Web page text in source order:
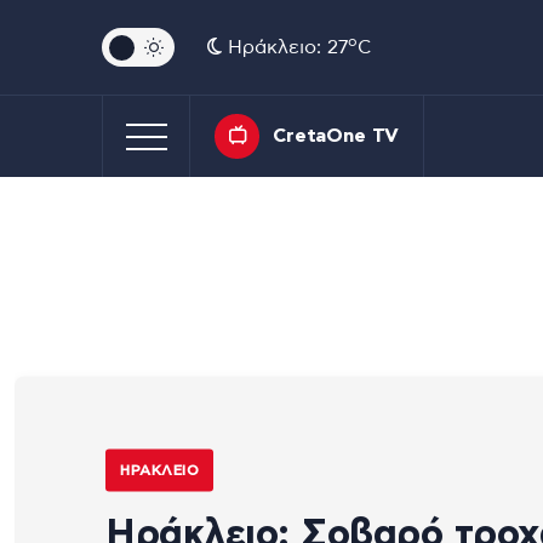
Ηράκλειο: 27oC
CretaOne TV
ΗΡΆΚΛΕΙΟ
Ηράκλειο: Σοβαρό